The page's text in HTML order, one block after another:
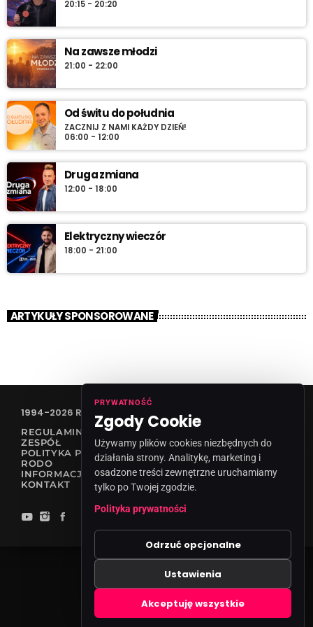
20:15 - 20:20
Na zawsze młodzi
21:00 - 22:00
Od świtu do południa
ZACZNIJ Z NAMI KAŻDY DZIEŃ!
06:00 - 12:00
Druga zmiana
12:00 - 18:00
Elektryczny wieczór
18:00 - 21:00
ARTYKUŁY SPONSOROWANE
1994-2026 RADIO VANESSA SPÓŁKA Z O.O
REGULAMIN KONKURSÓW
ZESPÓŁ
POLITYKA PRYWATNOŚCI
RODO
INFORMACJA O NADAWCY
KONTAKT
PRYWATNOŚĆ
Zgody Cookie
Używamy plików cookies niezbędnych do
działania strony. Analitykę, marketing i
osadzone treści zewnętrzne uruchamiamy
tylko po Twojej zgodzie.
Polityka prywatności
Odrzuć opcjonalne
Ustawienia
Akceptuję wszystkie
Zgody cookies